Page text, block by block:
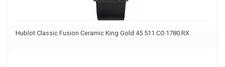
Hublot Classic Fusion Ceramic King Gold 45 511.CO.1780.RX